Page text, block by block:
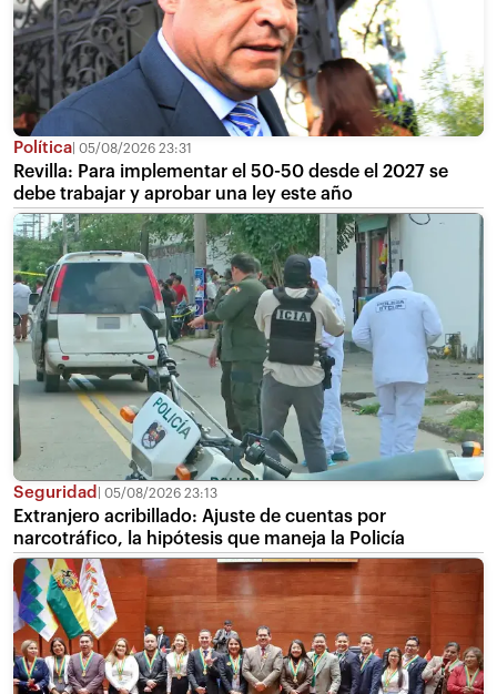
Política 05/08/2026 23:31
Revilla: Para implementar el 50-50 desde el 2027 se
debe trabajar y aprobar una ley este año
Seguridad 05/08/2026 23:13
Extranjero acribillado: Ajuste de cuentas por
narcotráfico, la hipótesis que maneja la Policía